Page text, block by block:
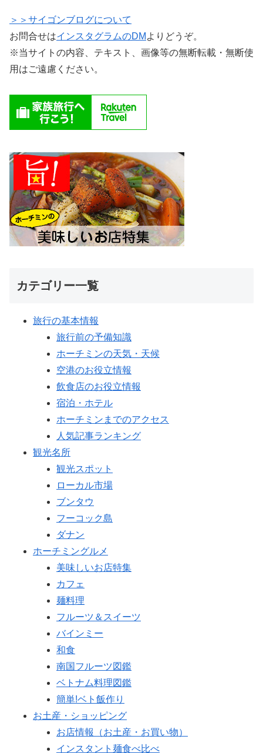
＞＞サイゴンブログについて
お問合せはインスタグラムのDM よりどうぞ。
※当サイトの内容、テキスト、画像等の無断転載・無断使
用はご遠慮ください。
カテゴリー一覧
旅行の基本情報
旅行前の予備知識
ホーチミンの天気・天候
空港のお役立情報
飲食店のお役立情報
宿泊・ホテル
ホーチミンまでのアクセス
人気記事ランキング
観光名所
観光スポット
ローカル市場
ブンタウ
フーコック島
ダナン
ホーチミングルメ
美味しいお店特集
カフェ
麺料理
フルーツ＆スイーツ
バインミー
和食
南国フルーツ図鑑
ベトナム料理図鑑
簡単!ベト飯作り
お土産・ショッピング
お店情報（お土産・お買い物）
インスタント麺食べ比べ